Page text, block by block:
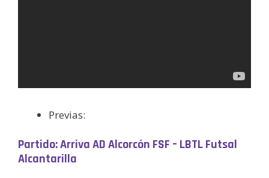
Previas:
Partido: Arriva AD Alcorcón FSF – LBTL Futsal
Alcantarilla